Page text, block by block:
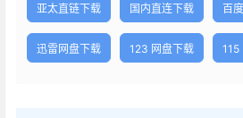
亚太直链下载 国内直连下载 百
迅雷网盘下载 123 网盘下载 115